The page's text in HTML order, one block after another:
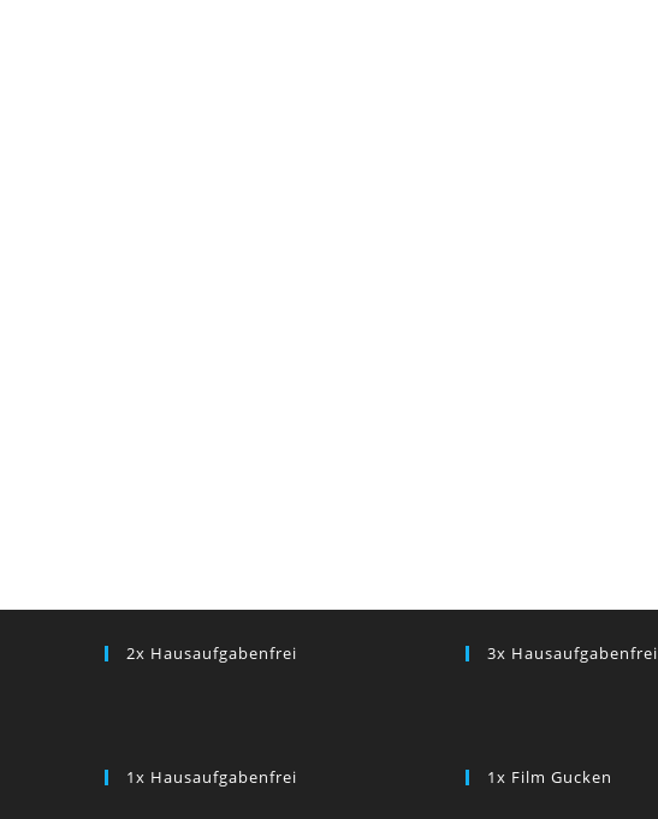
2x Hausaufgabenfrei
1x Hausaufgabenfrei
3x Hausaufgabenfrei
1x Film Gucken